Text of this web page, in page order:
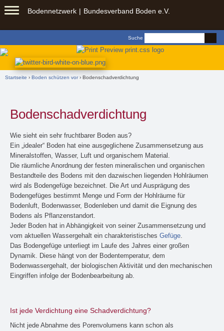
Springe zu:
Inhalt
Bodennetzwerk Bundesverband Boden e.V.
Suchformular
Suche
Sie sind hier
Startseite › Boden schützen vor› Bodenschadverdichtung
Bodenschadverdichtung
Wie sieht ein sehr fruchtbarer Boden aus?
Ein „idealer“ Boden hat eine ausgeglichene Zusammensetzung aus
Mineralstoffen, Wasser, Luft und organischem Material.
Die räumliche Anordnung der festen mineralischen und organischen
Bestandteile des Bodens mit den dazwischen liegenden Hohlräumen
wird als Bodengefüge bezeichnet. Die Art und Ausprägung des
Bodengefüges bestimmt Menge und Form der Hohlräume für
Bodenluft, Bodenwasser, Bodenleben und damit die Eignung des
Bodens als Pflanzenstandort.
Jeder Boden hat in Abhängigkeit von seiner Zusammensetzung und
vom aktuellen Wassergehalt ein charakteristisches Gefüge.
Das Bodengefüge unterliegt im Laufe des Jahres einer großen
Dynamik. Diese hängt von der Bodentemperatur, dem
Bodenwassergehalt, der biologischen Aktivität und den mechanischen
Eingriffen infolge der Bodenbearbeitung ab.
Ist jede Verdichtung eine Schadverdichtung?
Nicht jede Abnahme des Porenvolumens kann schon als